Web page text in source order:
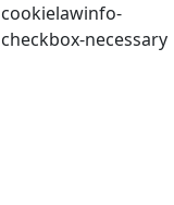
cookielawinfo-
checkbox-necessary